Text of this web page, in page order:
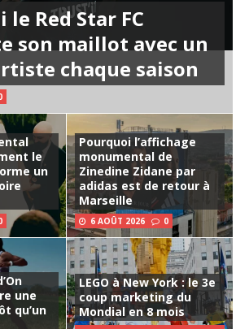
le Red Star FC
son maillot avec un
chaque saison
le
un
Pourquoi l’affichage
monumental de
Zinedine Zidane par
adidas est de retour à
Marseille
6 AOÛT 2026 0
une
qu’un
LEGO à New York : le 3e
coup marketing du
Mondial en 8 mois